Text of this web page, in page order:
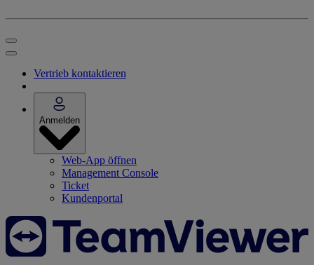
Vertrieb kontaktieren
Anmelden
Web-App öffnen
Management Console
Ticket
Kundenportal